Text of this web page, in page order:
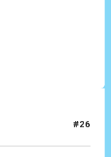
#26